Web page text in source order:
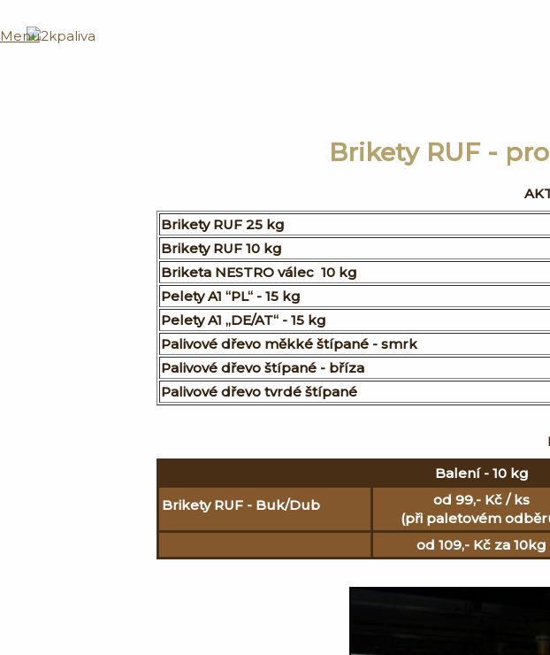
Menu
Brikety RUF -
Brikety RUF 25 kg
Brikety RUF 10 kg
Briketa NESTRO válec 10 kg
Pelety A1 “PL“ - 15 kg
Pelety A1 „DE/AT“ - 15 kg
Palivové dřevo měkké štípané - smrk
Palivové dřevo štípané - bříza
Palivové dřevo tvrdé štípané
Balení - 10 kg
Brikety RUF - Buk/Dub
od 99,- Kč / ks
(při paletovém
od 109,- Kč za 10kg